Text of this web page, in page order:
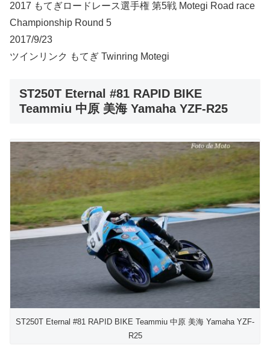
2017 もてぎロードレース選手権 第5戦 Motegi Road race
Championship Round 5
2017/9/23
ツインリンク もてぎ Twinring Motegi
ST250T Eternal #81 RAPID BIKE
Teammiu 中原 美海 Yamaha YZF-R25
ST250T Eternal #81 RAPID BIKE Teammiu 中原 美海 Yamaha YZF-
R25